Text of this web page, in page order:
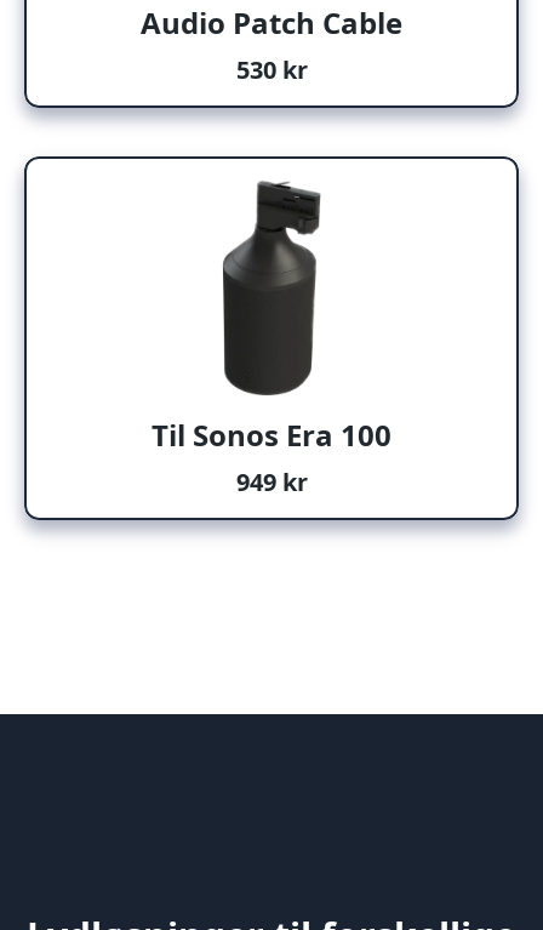
Audio Patch Cable
530 kr
Til Sonos Era 100
949 kr